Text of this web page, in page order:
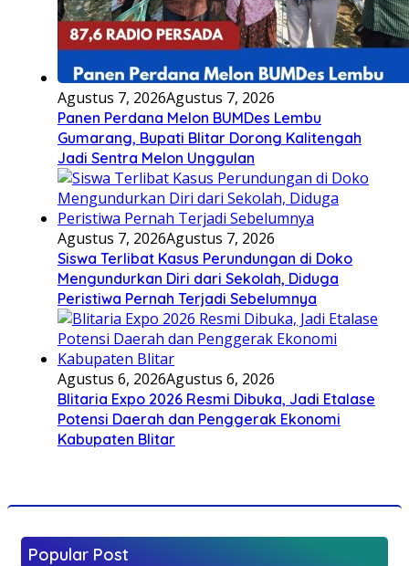
Agustus 7, 2026Agustus 7, 2026
Panen Perdana Melon BUMDes Lembu
Gumarang, Bupati Blitar Dorong Kalitengah
Jadi Sentra Melon Unggulan
Agustus 7, 2026Agustus 7, 2026
Siswa Terlibat Kasus Perundungan di Doko
Mengundurkan Diri dari Sekolah, Diduga
Peristiwa Pernah Terjadi Sebelumnya
Agustus 6, 2026Agustus 6, 2026
Blitaria Expo 2026 Resmi Dibuka, Jadi Etalase
Potensi Daerah dan Penggerak Ekonomi
Kabupaten Blitar
Popular Post